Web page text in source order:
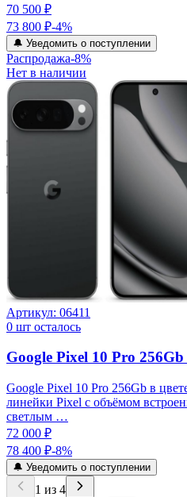
70 500 ₽
73 800 ₽-4%
🔔 Уведомить о поступлении
Распродажа-8%
Нет в наличии
Артикул: 06411
0 шт осталось
Google Pixel 10 Pro
Google Pixel 10 Pro 256Gb в
линейки Pixel с объёмом
светлым …
72 000 ₽
78 400 ₽-8%
🔔 Уведомить о поступлении
1 из 4